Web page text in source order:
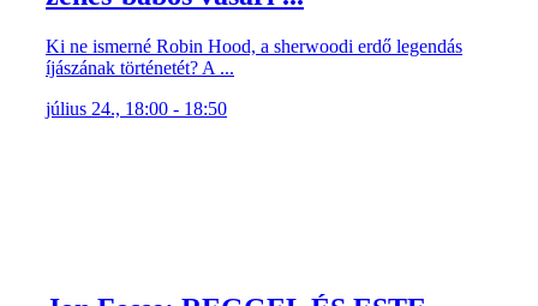
Ki ne ismerné Robin Hood, a sherwoodi erdő legendás
íjászának történetét? A ...
július 24., 18:00 - 18:50